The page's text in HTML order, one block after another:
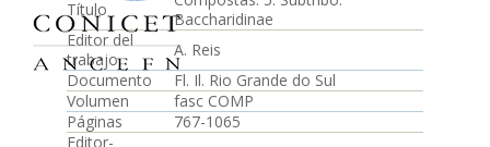
Título
Baccharidinae
Editor del
trabajo
A. Reis
Documento
Fl. Il. Rio Grande do Sul
Volumen
fasc COMP
Páginas
767-1065
Editor-